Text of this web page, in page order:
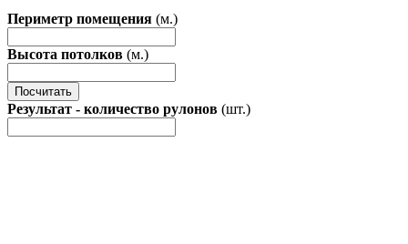
Периметр помещения (м.)
Высота потолков (м.)
Посчитать
Результат - количество рулонов (шт.)